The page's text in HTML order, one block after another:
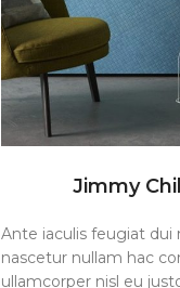
Jimmy
Ante iaculis feugiat dui
nascetur nullam hac
ullamcorper nisl eu